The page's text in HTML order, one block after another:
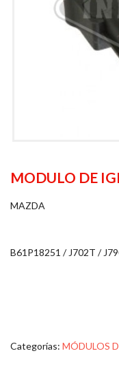
MODULO DE
MAZDA
B61P18251 / J702T /
Categorías: MÓDULOS